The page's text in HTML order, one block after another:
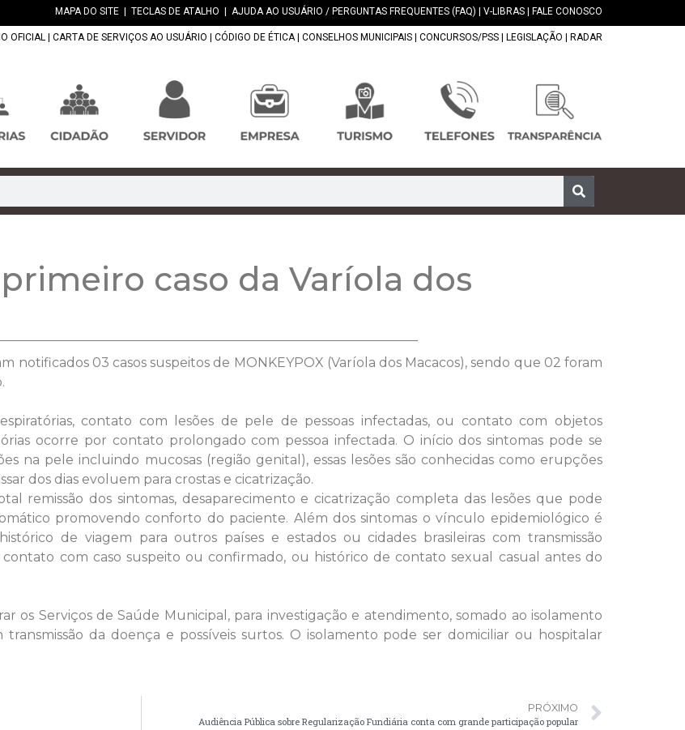
MAPA DO SITE TECLAS DE ATALHO AJUDA AO USUÁRIO / PERGUNTAS FREQUENTES (FAQ) V-LIBRAS FALE CONOSCO
OFICIAL CARTA DE SERVIÇOS AO USUÁRIO CÓDIGO DE ÉTICA| CONSELHOS MUNICIPAIS CONCURSOS/PSS LEGISLAÇÃO RADAR
caso da Varíola dos
notificados 03 casos suspeitos de MONKEYPOX (Varíola dos Macacos), sendo que 02 foram
contato com lesões de pele de pessoas infectadas, ou contato com objetos
ocorre por contato prolongado com pessoa infectada. O início dos sintomas pode se
na pele incluindo mucosas (região genital), essas lesões são conhecidas como erupções
dos dias evoluem para crostas e cicatrização.
remissão dos sintomas, desaparecimento e cicatrização completa das lesões que pode
promovendo conforto do paciente. Além dos sintomas o vínculo epidemiológico é
de viagem para outros países e estados ou cidades brasileiras com transmissão
com caso suspeito ou confirmado, ou histórico de contato sexual casual antes do
os Serviços de Saúde Municipal, para investigação e atendimento, somado ao isolamento
da doença e possíveis surtos. O isolamento pode ser domiciliar ou hospitalar
PRÓXIMO
Audiência Pública sobre Regularização Fundiária conta com grande participação popular